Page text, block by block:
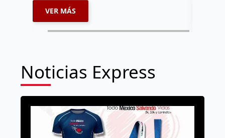
VER MÁS
Noticias Express